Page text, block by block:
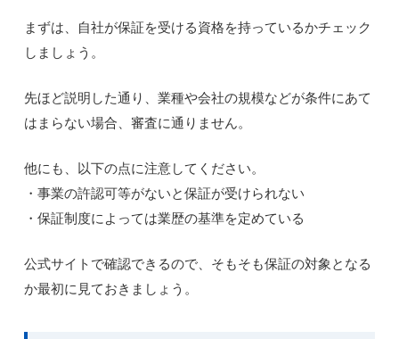
まずは、自社が保証を受ける資格を持っているかチェック
しましょう。
先ほど説明した通り、業種や会社の規模などが条件にあて
はまらない場合、審査に通りません。
他にも、以下の点に注意してください。
・事業の許認可等がないと保証が受けられない
・保証制度によっては業歴の基準を定めている
公式サイトで確認できるので、そもそも保証の対象となる
か最初に見ておきましょう。